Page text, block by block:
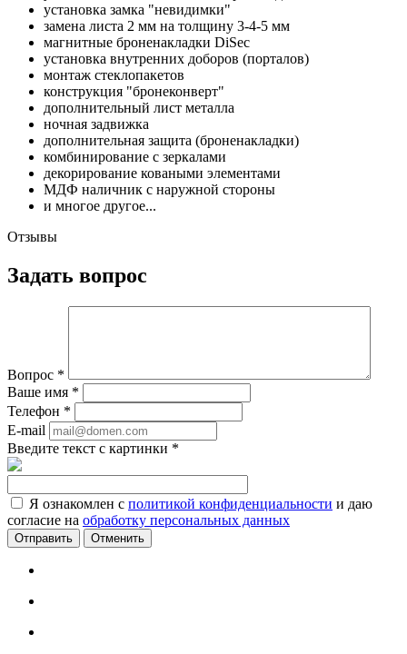
установка замка "невидимки"
замена листа 2 мм на толщину 3-4-5 мм
магнитные броненакладки DiSec
установка внутренних доборов (порталов)
монтаж стеклопакетов
конструкция "бронеконверт"
дополнительный лист металла
ночная задвижка
дополнительная защита (броненакладки)
комбинирование с зеркалами
декорирование коваными элементами
МДФ наличник с наружной стороны
и многое другое...
Отзывы
Задать вопрос
Вопрос *
Ваше имя *
Телефон *
E-mail
Введите текст с картинки *
Я ознакомлен с политикой конфиденциальности и даю
согласие на обработку персональных данных
Отменить